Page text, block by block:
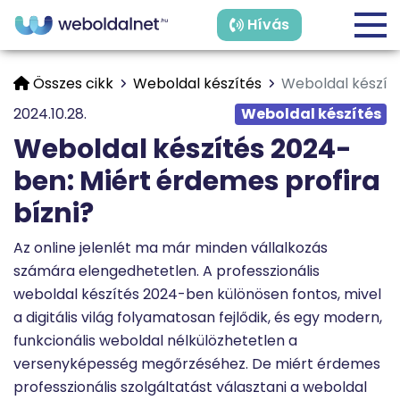
Hívás
Összes cikk Weboldal készítés
Weboldal
2024.10.28.
Weboldal készítés
Weboldal készítés 2024-
ben: Miért érdemes profira
bízni?
Az online jelenlét ma már minden vállalkozás
számára elengedhetetlen. A professzionális
weboldal készítés 2024-ben különösen fontos, mivel
a digitális világ folyamatosan fejlődik, és egy modern,
funkcionális weboldal nélkülözhetetlen a
versenyképesség megőrzéséhez. De miért érdemes
professzionális szolgáltatást választani a weboldal